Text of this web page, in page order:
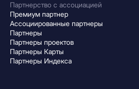
Партнерство с ассоциацией
Премиум партнер
Ассоциированные партнеры
Партнеры
Партнеры проектов
Партнеры Карты
Партнеры Индекса